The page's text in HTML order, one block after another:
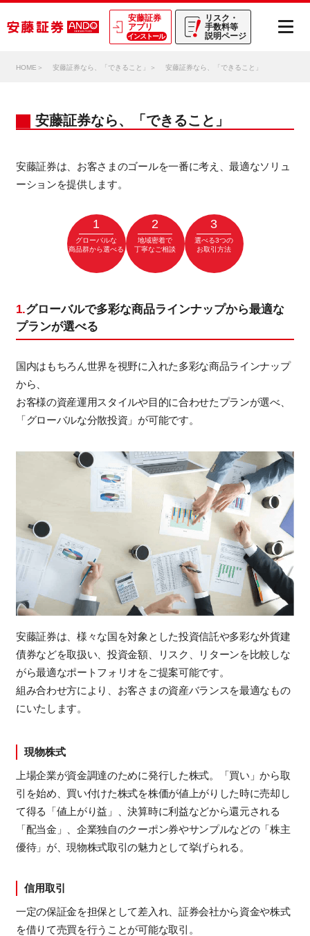
リスク・
手数料等
説明ページ
安藤証券
アプリ
インストール
HOME 安藤証券なら、「できること」 安藤証券なら、「できること」
安藤証券なら、「できること」
安藤証券は、お客さまのゴールを一番に考え、最適なソリュ
ーションを提供します。
1
グローバルな
商品群から選べる
2
地域密着で
丁寧なご相談
3
選べる3つの
お取引方法
1.グローバルで多彩な商品ラインナップから最適な
プランが選べる
国内はもちろん世界を視野に入れた多彩な商品ラインナップ
から、
お客様の資産運用スタイルや目的に合わせたプランが選べ、
「グローバルな分散投資」が可能です。
安藤証券は、様々な国を対象とした投資信託や多彩な外貨建
債券などを取扱い、投資金額、リスク、リターンを比較しな
がら最適なポートフォリオをご提案可能です。
組み合わせ方により、お客さまの資産バランスを最適なもの
にいたします。
現物株式
上場企業が資金調達のために発行した株式。「買い」から取
引を始め、買い付けた株式を株価が値上がりした時に売却し
て得る「値上がり益」、決算時に利益などから還元される
「配当金」、企業独自のクーポン券やサンプルなどの「株主
優待」が、現物株式取引の魅力として挙げられる。
信用取引
一定の保証金を担保として差入れ、証券会社から資金や株式
を借りて売買を行うことが可能な取引。